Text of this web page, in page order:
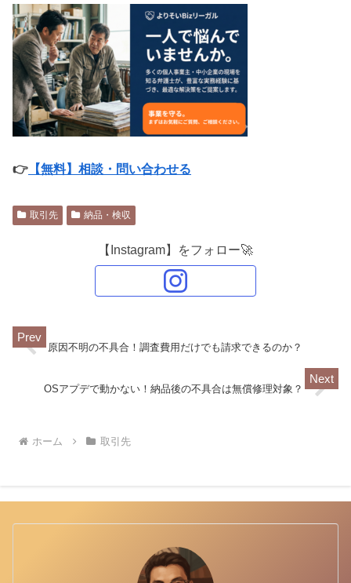
👉 【無料】相談・問い合わせる
取引先 納品・検収
【Instagram】をフォロー🚀
原因不明の不具合！調査費用だけでも請求できるのか？
OSアプデで動かない！納品後の不具合は無償修理対象？
ホーム 取引先